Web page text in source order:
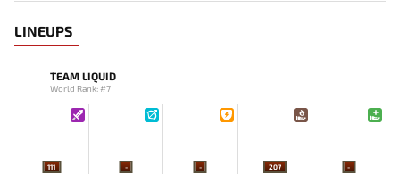
LINEUPS
TEAM LIQUID
World Rank: #7
111 - - 207 -